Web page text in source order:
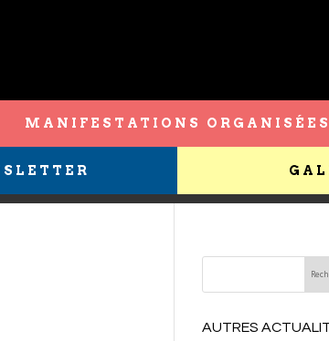
MANIFESTATIONS ORGANISÉES
AUTRES